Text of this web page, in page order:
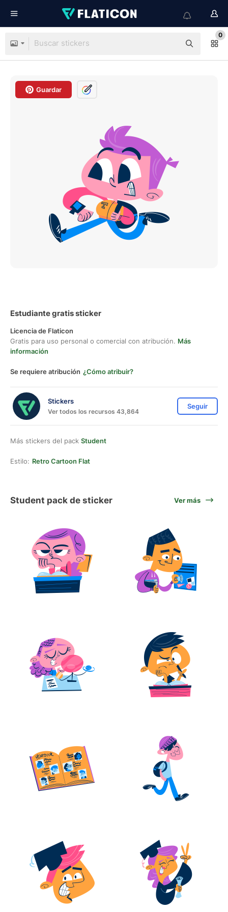
0
Guardar
Estudiante gratis sticker
Licencia de Flaticon
Gratis para uso personal o comercial con atribución. Más
información
Se requiere atribución ¿Cómo atribuir?
Stickers
Ver todos los recursos 43,864
Seguir
Más stickers del pack Student
Estilo: Retro Cartoon Flat
Student pack de sticker Ver más